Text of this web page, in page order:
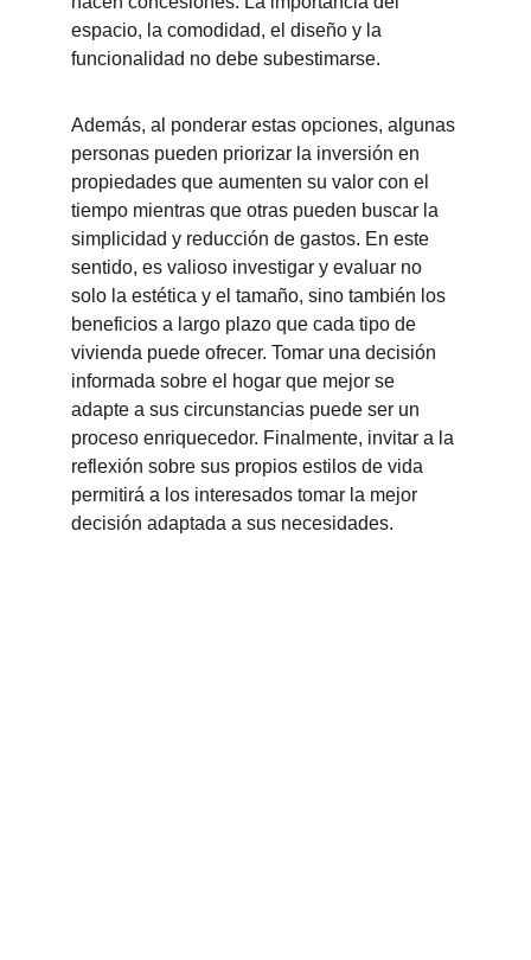
espacio, la comodidad, el diseño y la
funcionalidad no debe subestimarse.
Además, al ponderar estas opciones, algunas
personas pueden priorizar la inversión en
propiedades que aumenten su valor con el
tiempo mientras que otras pueden buscar la
simplicidad y reducción de gastos. En este
sentido, es valioso investigar y evaluar no
solo la estética y el tamaño, sino también los
beneficios a largo plazo que cada tipo de
vivienda puede ofrecer. Tomar una decisión
informada sobre el hogar que mejor se
adapte a sus circunstancias puede ser un
proceso enriquecedor. Finalmente, invitar a la
reflexión sobre sus propios estilos de vida
permitirá a los interesados tomar la mejor
decisión adaptada a sus necesidades.